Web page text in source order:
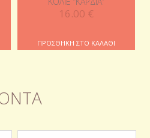
16.00 €
ΠΡΟΣΘΉΚΗ ΣΤΟ ΚΑΛΆΘΙ